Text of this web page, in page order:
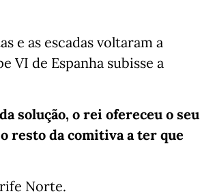
e as escadas voltaram a
VI de Espanha subisse a
solução, o rei ofereceu o seu
resto da comitiva a ter que
Norte.